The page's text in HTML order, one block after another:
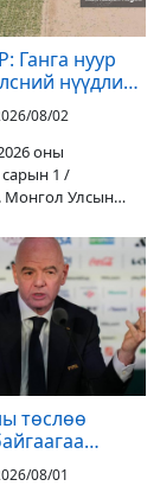
Ганга нуур
нүүдлийг
ажил
эхэлжээ
08/02
оны
1 /
Улсын
нуурыг
төслийг
хөрөнгө
хийж буй.
төслөө
мэдэгдэв
08/01